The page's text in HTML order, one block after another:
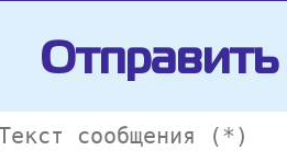
Отправить